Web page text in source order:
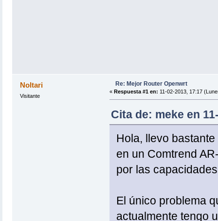
Noltari
Visitante
Re: Mejor Router Openwrt
« Respuesta #1 en: 11-02-2013, 17:17
Cita de: meke en
Hola, llevo
en un Comtrend
por las
El único problema
actualmente tengo